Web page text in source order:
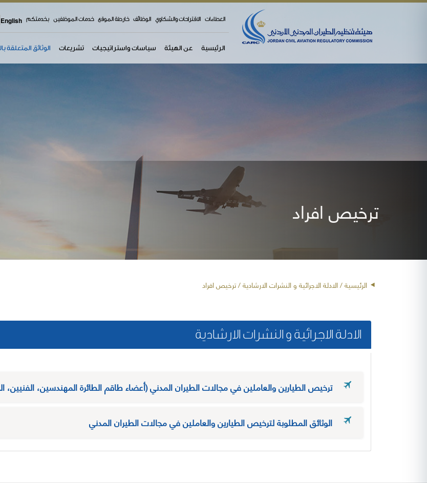
العطاءات الاقتراحات والشكاوي الوظائف خارطة الموقع خدمات الموظفين بخدمتكم English
الرئيسية عن الهيئة سياسات واستراتيجيات تشريعات الوثائق المتعلقة
ترخيص افراد
الرئيسية/ الادلة الاجرائية و النشرات الارشادية / ترخيص افراد
الادلة الاجرائية و النشرات الارشادية
ترخيص الطيارين والعاملين في مجالات الطيران المدني (أعضاء طاقم الطائرة المهندسين،
الوثائق المطلوبة لترخيص الطيارين والعاملين في مجالات الطيران المدني